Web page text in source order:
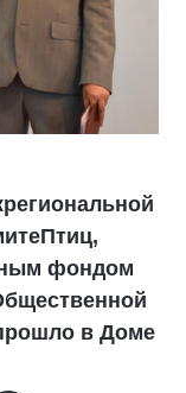
фондом
в Доме